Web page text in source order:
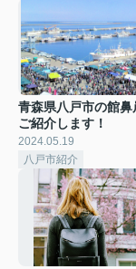
青森県八戸市の館鼻
ご紹介します！
2024.05.19
八戸市紹介